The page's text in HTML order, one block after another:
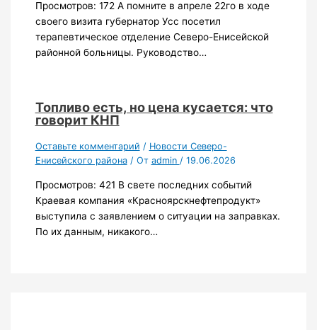
Просмотров: 172 А помните в апреле 22го в ходе
своего визита губернатор Усс посетил
терапевтическое отделение Северо-Енисейской
районной больницы. Руководство…
Топливо есть, но цена кусается: что
говорит КНП
Оставьте комментарий / Новости Северо-
Енисейского района/ От admin / 19.06.2026
Просмотров: 421 В свете последних событий
Краевая компания «Красноярскнефтепродукт»
выступила с заявлением о ситуации на заправках.
По их данным, никакого…